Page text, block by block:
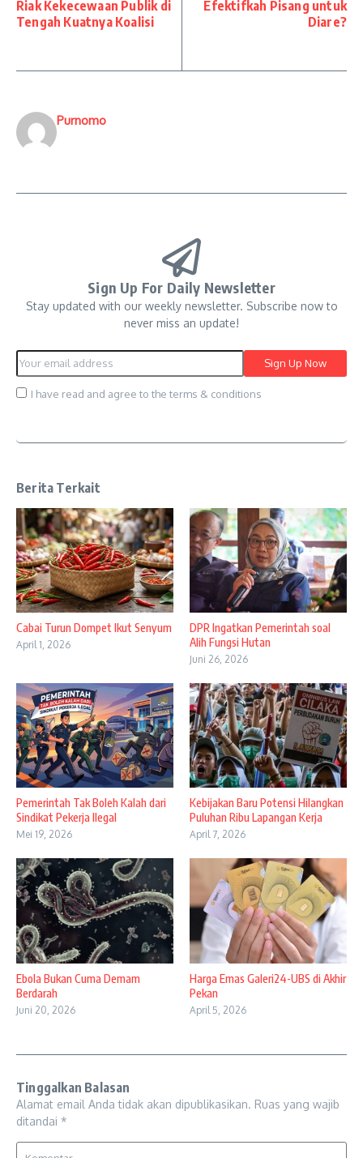
Riak Kekecewaan Publik di
Tengah Kuatnya Koalisi
Efektifkah Pisang untuk
Diare?
Purnomo
Sign Up For Daily Newsletter
Stay updated with our weekly newsletter. Subscribe now to
never miss an update!
I have read and agree to the terms & conditions
Berita Terkait
Cabai Turun Dompet Ikut Senyum
April 1, 2026
DPR Ingatkan Pemerintah soal
Alih Fungsi Hutan
Juni 26, 2026
Pemerintah Tak Boleh Kalah dari
Sindikat Pekerja Ilegal
Mei 19, 2026
Kebijakan Baru Potensi Hilangkan
Puluhan Ribu Lapangan Kerja
April 7, 2026
Ebola Bukan Cuma Demam
Berdarah
Juni 20, 2026
Harga Emas Galeri24-UBS di Akhir
Pekan
April 5, 2026
Tinggalkan Balasan
Alamat email Anda tidak akan dipublikasikan. Ruas yang wajib
ditandai *